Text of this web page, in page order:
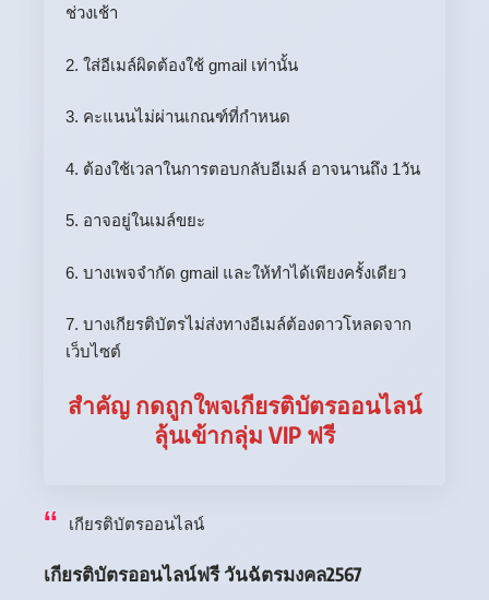
ช่วงเช้า
2. ใส่อีเมล์ผิดต้องใช้ gmail เท่านั้น
3. คะแนนไม่ผ่านเกณฑ์ที่กำหนด
4. ต้องใช้เวลาในการตอบกลับอีเมล์ อาจนานถึง 1วัน
5. อาจอยู่ในเมล์ขยะ
6. บางเพจจำกัด gmail และให้ทำได้เพียงครั้งเดียว
7. บางเกียรติบัตรไม่ส่งทางอีเมล์ต้องดาวโหลดจาก
เว็บไซต์
สำคัญ กดถูกใพจเกียรติบัตรออนไลน์
ลุ้นเข้ากลุ่ม VIP ฟรี
เกียรติบัตรออนไลน์
เกียรติบัตรออนไลน์ฟรี วันฉัตรมงคล2567